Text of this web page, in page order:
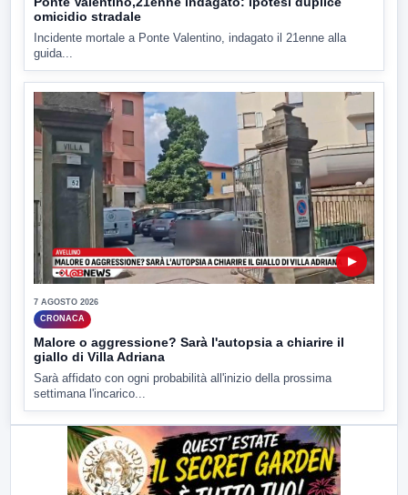
omicidio stradale
Incidente mortale a Ponte Valentino, indagato il 21enne alla
guida...
▶
7 AGOSTO 2026
CRONACA
Malore o aggressione? Sarà l'autopsia a chiarire il
giallo di Villa Adriana
Sarà affidato con ogni probabilità all'inizio della prossima
settimana l'incarico...